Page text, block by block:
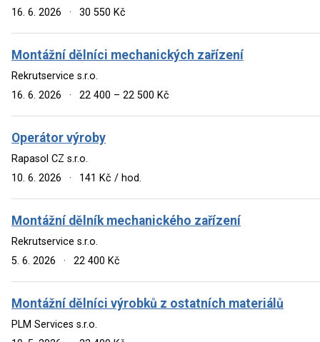
16. 6. 2026
· 30 550 Kč
Montážní dělníci mechanických zařízení
Rekrutservice s.r.o.
16. 6. 2026
· 22 400 – 22 500 Kč
Operátor výroby
Rapasol CZ s.r.o.
10. 6. 2026
· 141 Kč / hod.
Montážní dělník mechanického zařízení
Rekrutservice s.r.o.
5. 6. 2026
· 22 400 Kč
Montážní dělníci výrobků z ostatních materiálů
PLM Services s.r.o.